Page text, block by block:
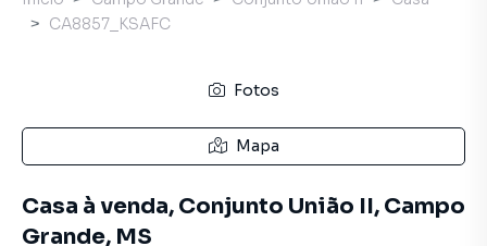
CA8857_KSAFC
Fotos
Mapa
Casa à venda, Conjunto União II, Campo
Grande, MS